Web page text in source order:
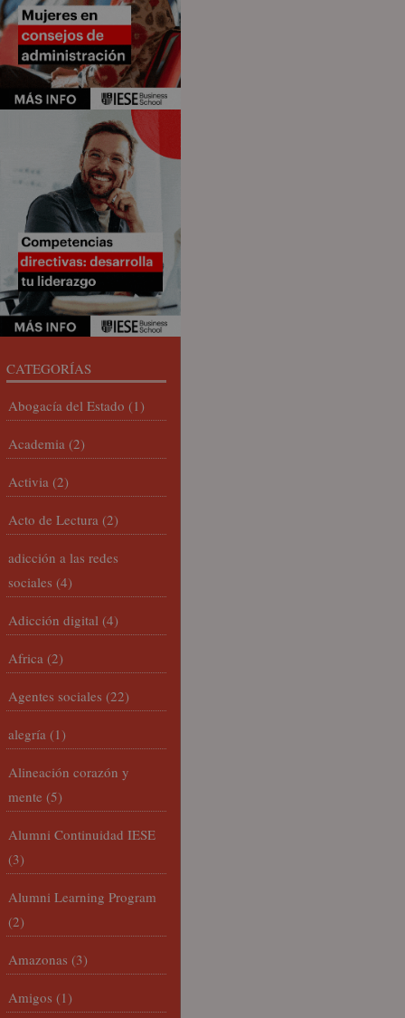
CATEGORÍAS
Abogacía del Estado (1)
Academia (2)
Activia (2)
Acto de Lectura (2)
adicción a las redes
sociales (4)
Adicción digital (4)
Africa (2)
Agentes sociales (22)
alegría (1)
Alineación corazón y
mente (5)
Alumni Continuidad IESE
(3)
Alumni Learning Program
(2)
Amazonas (3)
Amigos (1)